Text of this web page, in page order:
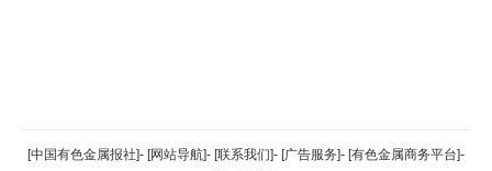
返回顶部
[中国有色金属报社]- [网站导航]- [联系我们]- [广告服务]- [有色金属商务平台]-